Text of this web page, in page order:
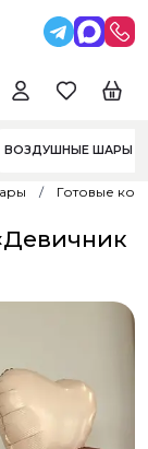
ВОЗДУШНЫЕ ШАРЫ
Готовые